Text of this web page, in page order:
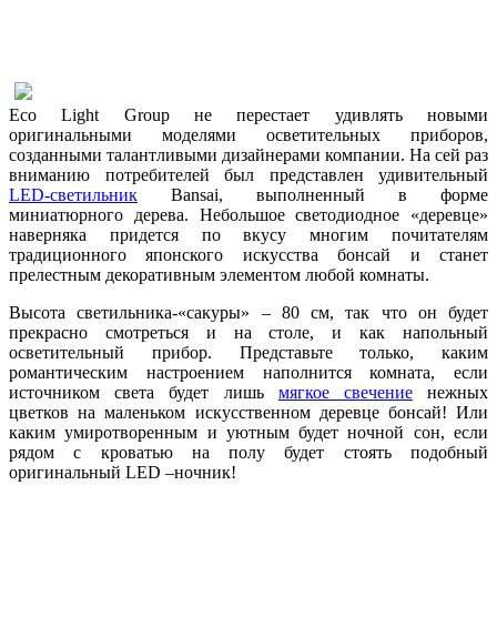
Eco Light Group не перестает удивлять новыми
оригинальными моделями осветительных приборов,
созданными талантливыми дизайнерами компании. На сей раз
вниманию потребителей был представлен удивительный
LED-светильник Bansai, выполненный в форме
миниатюрного дерева. Небольшое светодиодное «деревце»
наверняка придется по вкусу многим почитателям
традиционного японского искусства бонсай и станет
прелестным декоративным элементом любой комнаты.
Высота светильника-«сакуры» – 80 см, так что он будет
прекрасно смотреться и на столе, и как напольный
осветительный прибор. Представьте только, каким
романтическим настроением наполнится комната, если
источником света будет лишь мягкое свечениенежных
цветков на маленьком искусственном деревце бонсай! Или
каким умиротворенным и уютным будет ночной сон, если
рядом с кроватью на полу будет стоять подобный
оригинальный LED –ночник!